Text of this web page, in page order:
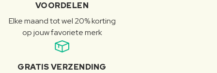
VOORDELEN
Elke maand tot wel 20% korting
op jouw favoriete merk
GRATIS VERZENDING